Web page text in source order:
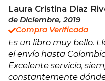
Laura Cristina Diaz
de Diciembre, 2019
Compra Verificada
Es un libro muy bello.
el envío hasta
Excelente servicio,
constantemente